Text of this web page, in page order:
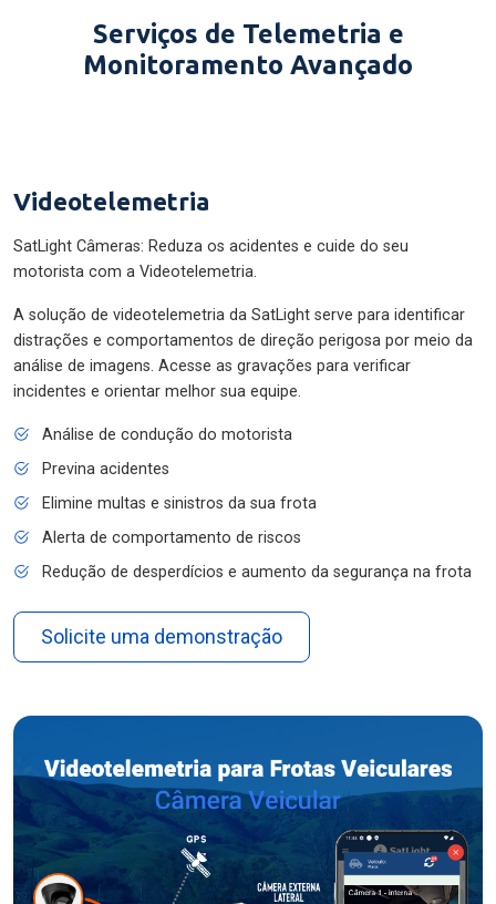
Serviços de Telemetria e
Monitoramento Avançado
Videotelemetria
SatLight Câmeras: Reduza os acidentes e cuide do seu
motorista com a Videotelemetria.
A solução de videotelemetria da SatLight serve para identificar
distrações e comportamentos de direção perigosa por meio da
análise de imagens. Acesse as gravações para verificar
incidentes e orientar melhor sua equipe.
Análise de condução do motorista
Previna acidentes
Elimine multas e sinistros da sua frota
Alerta de comportamento de riscos
Redução de desperdícios e aumento da segurança na frota
Solicite uma demonstração